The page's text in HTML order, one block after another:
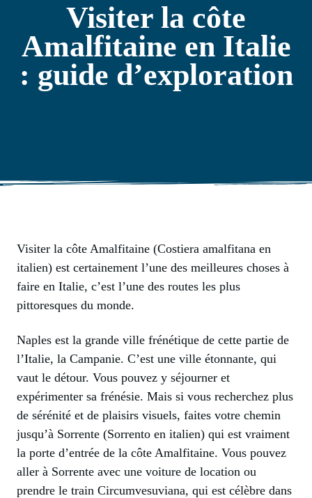
Visiter la côte
Amalfitaine en Italie
: guide d’exploration
Visiter la côte Amalfitaine (Costiera amalfitana en
italien) est certainement l’une des meilleures choses à
faire en Italie, c’est l’une des routes les plus
pittoresques du monde.
Naples est la grande ville frénétique de cette partie de
l’Italie, la Campanie. C’est une ville étonnante, qui
vaut le détour. Vous pouvez y séjourner et
expérimenter sa frénésie. Mais si vous recherchez plus
de sérénité et de plaisirs visuels, faites votre chemin
jusqu’à Sorrente (Sorrento en italien) qui est vraiment
la porte d’entrée de la côte Amalfitaine. Vous pouvez
aller à Sorrente avec une voiture de location ou
prendre le train Circumvesuviana, qui est célèbre dans